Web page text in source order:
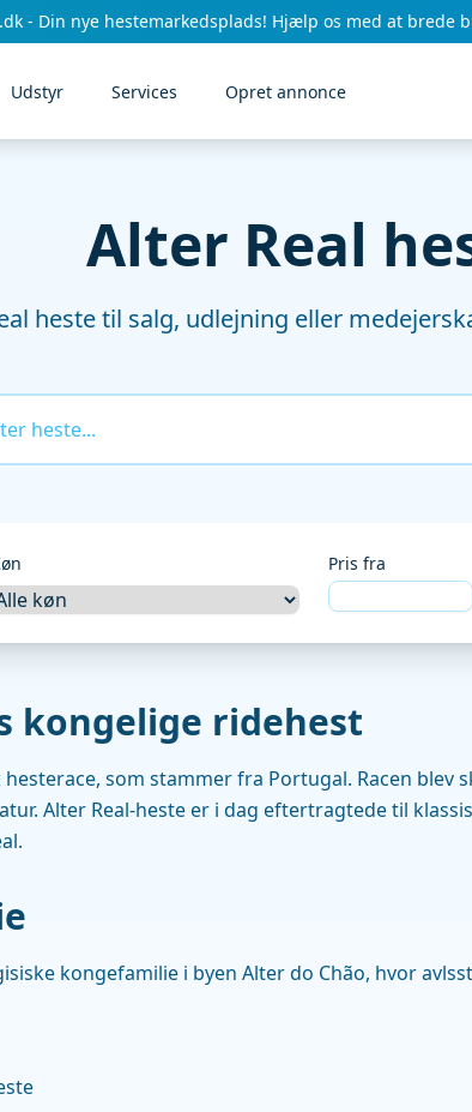
- Din nye hestemarkedsplads! Hjælp os med at brede
Udstyr Services Opret annonce
Alter Real
heste til salg, udlejning eller
Pris fra
kongelige ridehest
som stammer fra Portugal. Racen
Alter Real-heste er i dag eftertragtede til
kongefamilie i byen Alter do Chão, hvor